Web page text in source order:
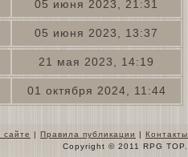
05 июня 2023, 21:31
05 июня 2023, 13:37
21 мая 2023, 14:19
01 октября 2024, 11:44
сайте | Правила публикации | Контакты
Copyright © 2011 RPG TOP.